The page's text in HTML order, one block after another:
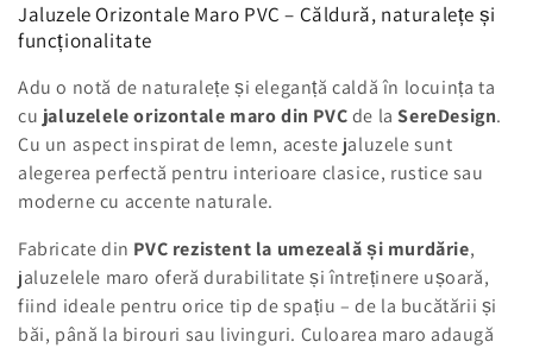
l
e
c
ț
e
:
Jaluzele Orizontale Maro PVC – Căldură, naturalețe și
funcționalitate
Adu o notă de naturalețe și eleganță caldă în locuința ta
cu jaluzelele orizontale maro din PVCde laSereDesign.
Cu un aspect inspirat de lemn, aceste jaluzele sunt
alegerea perfectă pentru interioare clasice, rustice sau
moderne cu accente naturale.
Fabricate din PVC rezistent la umezeală și murdărie,
jaluzelele maro oferă durabilitate și întreținere ușoară,
fiind ideale pentru orice tip de spațiu – de la bucătării și
băi, până la birouri sau livinguri. Culoarea maro adaugă